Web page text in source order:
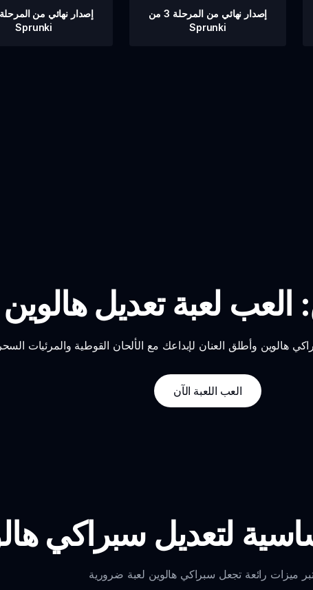
Sprunki
إصدار نهائي من المرحلة 3 من
Sprunki
لعبة تعديل هالوين
العب اللعبة الآن
لتعديل سبراكي